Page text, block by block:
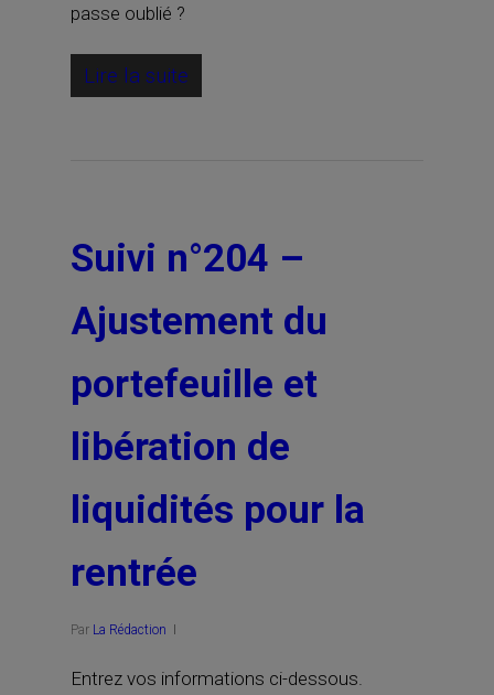
passe oublié ?
Lire la suite
Suivi n°204 –
Ajustement du
portefeuille et
libération de
liquidités pour la
rentrée
Par La Rédaction
Entrez vos informations ci-dessous.